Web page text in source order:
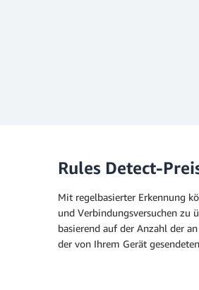
Rules Detect-
Mit regelbasierter Erkennung
und Verbindungsversuchen zu
basierend auf der Anzahl der
der von Ihrem Gerät